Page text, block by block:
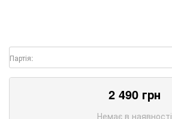
Партія:
2 490 грн
Немає в наявності